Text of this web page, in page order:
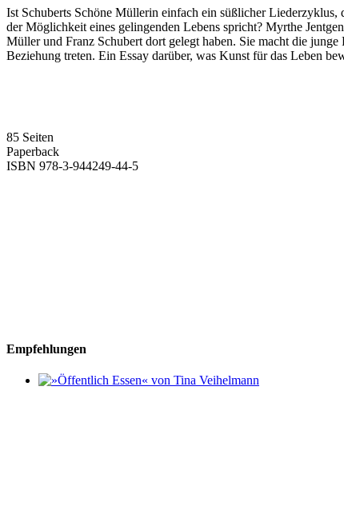
Ist Schuberts Schöne Müllerin einfach ein süßlicher
der Möglichkeit eines gelingenden Lebens spricht? Myrthe
Müller und Franz Schubert dort gelegt haben. Sie macht die
Beziehung treten. Ein Essay darüber, was Kunst für das Leben
85 Seiten
Paperback
ISBN 978-3-944249-44-5
Empfehlungen